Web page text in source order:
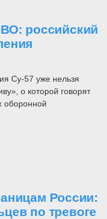
российский
Су-57 уже нельзя
о которой говорят
оборонной
России:
по тревоге